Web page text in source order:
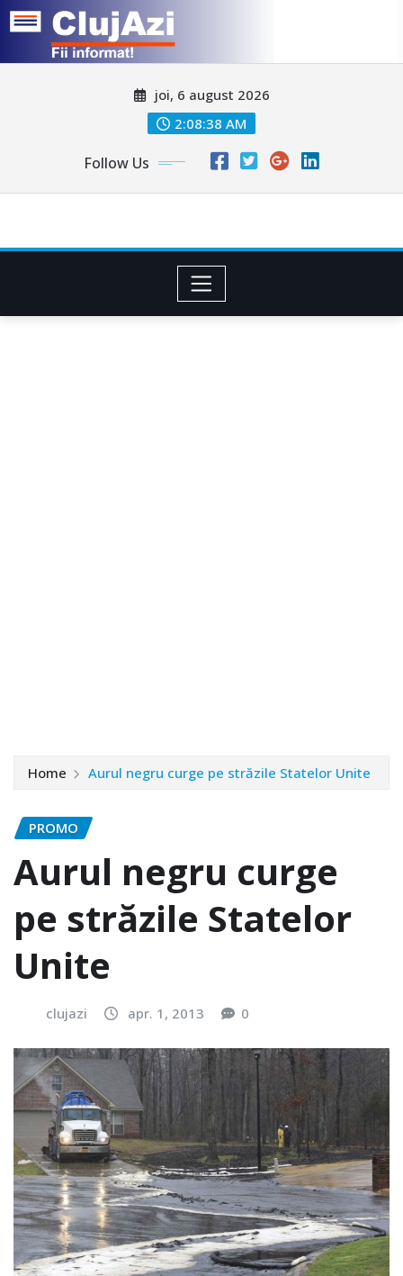
joi, 6 august 2026
2:08:40 AM
Follow Us
Home Aurul negru curge pe străzile Statelor Unite
PROMO
Aurul negru curge
pe străzile Statelor
Unite
clujazi apr. 1, 2013 0